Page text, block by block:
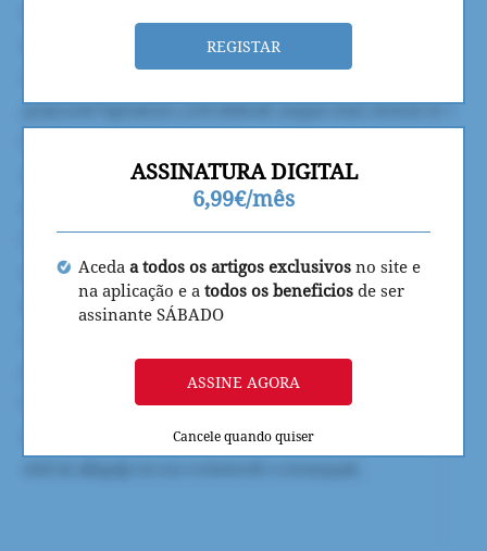
REGISTAR
ASSINATURA DIGITAL
6,99€/mês
Aceda a todos os artigos exclusivos no site e
na aplicação e a todos os beneficios de ser
assinante SÁBADO
ASSINE AGORA
Cancele quando quiser